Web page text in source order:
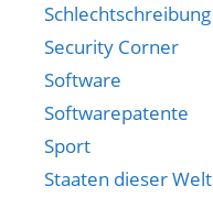
Schlechtschreibung
Security Corner
Software
Softwarepatente
Sport
Staaten dieser Welt